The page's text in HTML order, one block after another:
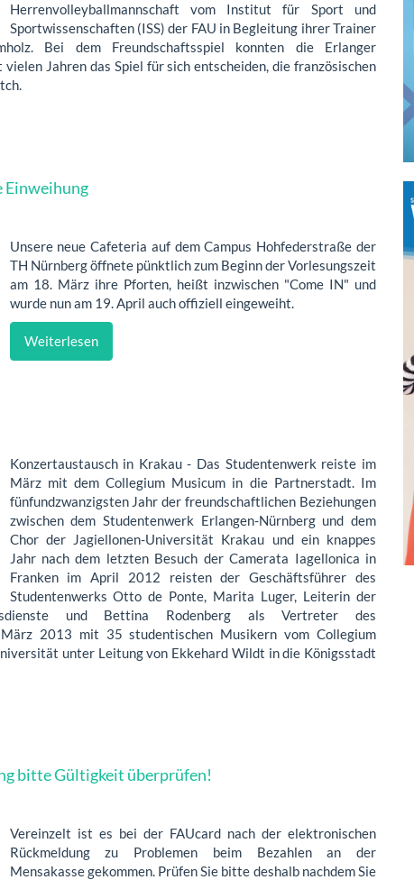
Herrenvolleyballmannschaft vom Institut für Sport und
Sportwissenschaften (ISS) der FAU in Begleitung ihrer Trainer
Bei dem Freundschaftsspiel konnten die Erlanger
Jahren das Spiel für sich entscheiden, die französischen
Einweihung
Unsere neue Cafeteria auf dem Campus Hohfederstraße der
TH Nürnberg öffnete pünktlich zum Beginn der Vorlesungszeit
am 18. März ihre Pforten, heißt inzwischen "Come IN" und
wurde nun am 19. April auch offiziell eingeweiht.
Weiterlesen
Konzertaustausch in Krakau - Das Studentenwerk reiste im
März mit dem Collegium Musicum in die Partnerstadt. Im
fünfundzwanzigsten Jahr der freundschaftlichen Beziehungen
zwischen dem Studentenwerk Erlangen-Nürnberg und dem
Chor der Jagiellonen-Universität Krakau und ein knappes
Jahr nach dem letzten Besuch der Camerata Iagellonica in
Franken im April 2012 reisten der Geschäftsführer des
Studentenwerks Otto de Ponte, Marita Luger, Leiterin der
und Bettina Rodenberg als Vertreter des
2013 mit 35 studentischen Musikern vom Collegium
unter Leitung von Ekkehard Wildt in die Königsstadt
bitte Gültigkeit überprüfen!
Vereinzelt ist es bei der FAUcard nach der elektronischen
Rückmeldung zu Problemen beim Bezahlen an der
Mensakasse gekommen. Prüfen Sie bitte deshalb nachdem Sie